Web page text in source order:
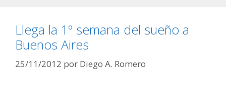
Llega la 1º semana del sueño a
Buenos Aires
25/11/2012 por Diego A. Romero